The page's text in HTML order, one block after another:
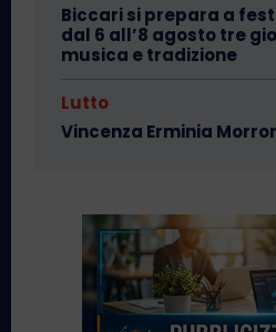
Biccari si prepara a
dal 6 all’8 agosto tre
musica e tradizione
Lutto
Vincenza Erminia